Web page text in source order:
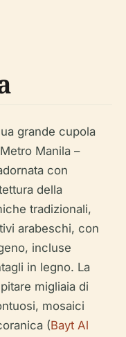
grande cupola
Manila –
con
della
tradizionali,
arabeschi, con
incluse
in legno. La
migliaia di
mosaici
(Bayt Al